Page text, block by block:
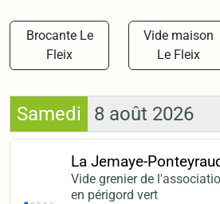
Brocante Le
Fleix
Vide maison
Le Fleix
Samedi 8 août 2026
La Jemaye-
Vide grenier de
en périgord vert